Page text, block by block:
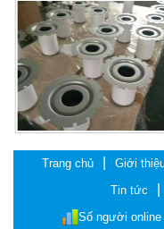
Trang chủ Giới
Tin tức
Số người online :